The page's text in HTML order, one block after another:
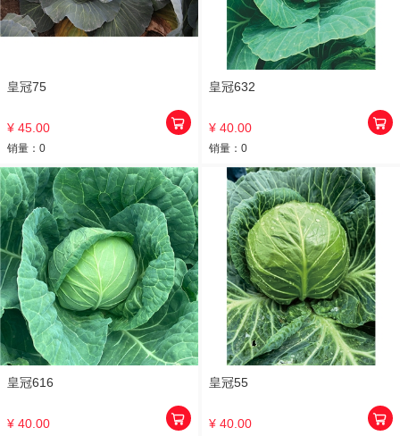
皇冠75
¥ 45.00
销量： 0
皇冠632
¥ 40.00
销量： 0
皇冠616
¥ 40.00
皇冠55
¥ 40.00